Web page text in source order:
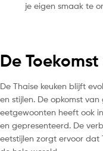
je eigen smaak te
De
De Thaise keuken blijft
en stijlen. De opkomst
eetgewoonten heeft ook
en gepresenteerd. De
eetstijlen zorgt ervoor dat